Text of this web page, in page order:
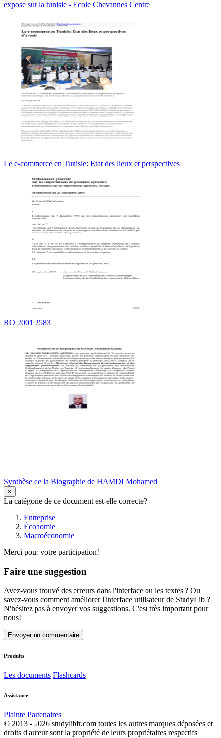
expose sur la tunisie - Ecole Chevannes Centre
Le e-commerce en Tunisie: Etat des lieux et perspectives
RO 2001 2583
Synthèse de la Biographie de HAMDI Mohamed
×
La catégorie de ce document est-elle correcte?
Entreprise
Économie
Macroéconomie
Merci pour votre participation!
Faire une suggestion
Avez-vous trouvé des erreurs dans l'interface ou les textes ? Ou
savez-vous comment améliorer l'interface utilisateur de StudyLib ?
N'hésitez pas à envoyer vos suggestions. C'est très important pour
nous!
Envoyer un commentaire
Produits
Les documents Flashcards
Assistance
Plainte Partenaires
© 2013 - 2026 studylibfr.com toutes les autres marques déposées et
droits d'auteur sont la propriété de leurs propriétaires respectifs